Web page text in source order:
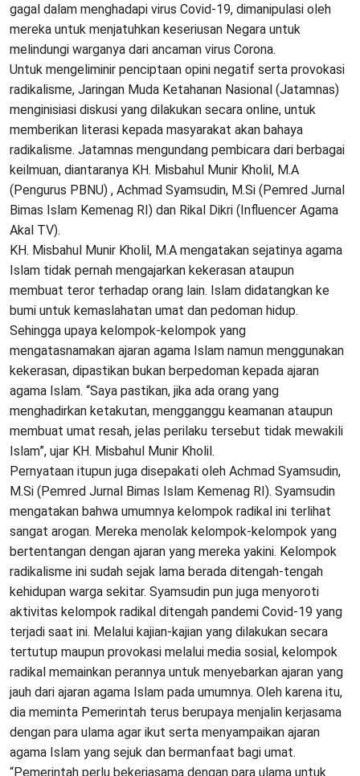
gagal dalam menghadapi virus Covid-19, dimanipulasi oleh
mereka untuk menjatuhkan keseriusan Negara untuk
melindungi warganya dari ancaman virus Corona.
Untuk mengeliminir penciptaan opini negatif serta provokasi
radikalisme, Jaringan Muda Ketahanan Nasional (Jatamnas)
menginisiasi diskusi yang dilakukan secara online, untuk
memberikan literasi kepada masyarakat akan bahaya
radikalisme. Jatamnas mengundang pembicara dari berbagai
keilmuan, diantaranya KH. Misbahul Munir Kholil, M.A
(Pengurus PBNU) , Achmad Syamsudin, M.Si (Pemred Jurnal
Bimas Islam Kemenag RI) dan Rikal Dikri (Influencer Agama
Akal TV).
KH. Misbahul Munir Kholil, M.A mengatakan sejatinya agama
Islam tidak pernah mengajarkan kekerasan ataupun
membuat teror terhadap orang lain. Islam didatangkan ke
bumi untuk kemaslahatan umat dan pedoman hidup.
Sehingga upaya kelompok-kelompok yang
mengatasnamakan ajaran agama Islam namun menggunakan
kekerasan, dipastikan bukan berpedoman kepada ajaran
agama Islam. “Saya pastikan, jika ada orang yang
menghadirkan ketakutan, mengganggu keamanan ataupun
membuat umat resah, jelas perilaku tersebut tidak mewakili
Islam”, ujar KH. Misbahul Munir Kholil.
Pernyataan itupun juga disepakati oleh Achmad Syamsudin,
M.Si (Pemred Jurnal Bimas Islam Kemenag RI). Syamsudin
mengatakan bahwa umumnya kelompok radikal ini terlihat
sangat arogan. Mereka menolak kelompok-kelompok yang
bertentangan dengan ajaran yang mereka yakini. Kelompok
radikalisme ini sudah sejak lama berada ditengah-tengah
kehidupan warga sekitar. Syamsudin pun juga menyoroti
aktivitas kelompok radikal ditengah pandemi Covid-19 yang
terjadi saat ini. Melalui kajian-kajian yang dilakukan secara
tertutup maupun provokasi melalui media sosial, kelompok
radikal memainkan perannya untuk menyebarkan ajaran yang
jauh dari ajaran agama Islam pada umumnya. Oleh karena itu,
dia meminta Pemerintah terus berupaya menjalin kerjasama
dengan para ulama agar ikut serta menyampaikan ajaran
agama Islam yang sejuk dan bermanfaat bagi umat.
“Pemerintah perlu bekerjasama dengan para ulama untuk